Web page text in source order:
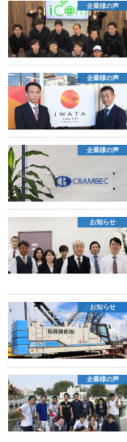
企業様の声
企業様の声
企業様の声
お知らせ
お知らせ
企業様の声